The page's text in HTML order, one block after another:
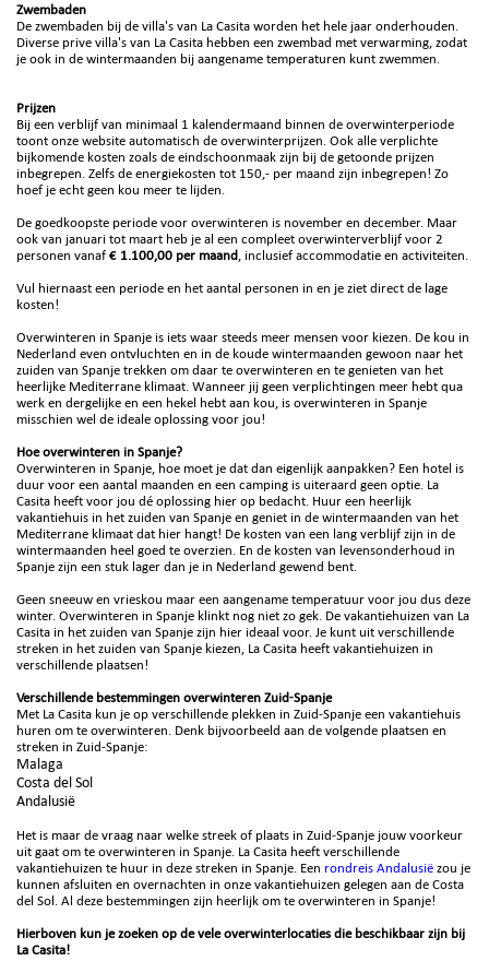
Zwembaden
De zwembaden bij de villa's van La Casita worden het hele jaar onderhouden.
Diverse prive villa's van La Casita hebben een zwembad met verwarming, zodat
je ook in de wintermaanden bij aangename temperaturen kunt zwemmen.
Prijzen
Bij een verblijf van minimaal 1 kalendermaand binnen de overwinterperiode
toont onze website automatisch de overwinterprijzen. Ook alle verplichte
bijkomende kosten zoals de eindschoonmaak zijn bij de getoonde prijzen
inbegrepen. Zelfs de energiekosten tot 150,- per maand zijn inbegrepen! Zo
hoef je echt geen kou meer te lijden.
De goedkoopste periode voor overwinteren is november en december. Maar
ook van januari tot maart heb je al een compleet overwinterverblijf voor 2
personen vanaf € 1.100,00 per maand, inclusief accommodatie en activiteiten.
Vul hiernaast een periode en het aantal personen in en je ziet direct de lage
kosten!
Overwinteren in Spanje is iets waar steeds meer mensen voor kiezen. De kou in
Nederland even ontvluchten en in de koude wintermaanden gewoon naar het
zuiden van Spanje trekken om daar te overwinteren en te genieten van het
heerlijke Mediterrane klimaat. Wanneer jij geen verplichtingen meer hebt qua
werk en dergelijke en een hekel hebt aan kou, is overwinteren in Spanje
misschien wel de ideale oplossing voor jou!
Hoe overwinteren in Spanje?
Overwinteren in Spanje, hoe moet je dat dan eigenlijk aanpakken? Een hotel is
duur voor een aantal maanden en een camping is uiteraard geen optie. La
Casita heeft voor jou dé oplossing hier op bedacht. Huur een heerlijk
vakantiehuis in het zuiden van Spanje en geniet in de wintermaanden van het
Mediterrane klimaat dat hier hangt! De kosten van een lang verblijf zijn in de
wintermaanden heel goed te overzien. En de kosten van levensonderhoud in
Spanje zijn een stuk lager dan je in Nederland gewend bent.
Geen sneeuw en vrieskou maar een aangename temperatuur voor jou dus deze
winter. Overwinteren in Spanje klinkt nog niet zo gek. De vakantiehuizen van La
Casita in het zuiden van Spanje zijn hier ideaal voor. Je kunt uit verschillende
streken in het zuiden van Spanje kiezen, La Casita heeft vakantiehuizen in
verschillende plaatsen!
Verschillende bestemmingen overwinteren Zuid-Spanje
Met La Casita kun je op verschillende plekken in Zuid-Spanje een vakantiehuis
huren om te overwinteren. Denk bijvoorbeeld aan de volgende plaatsen en
streken in Zuid-Spanje:
Malaga
Costa del Sol
Andalusië
Het is maar de vraag naar welke streek of plaats in Zuid-Spanje jouw voorkeur
uit gaat om te overwinteren in Spanje. La Casita heeft verschillende
vakantiehuizen te huur in deze streken in Spanje. Een rondreis Andalusië zou je
kunnen afsluiten en overnachten in onze vakantiehuizen gelegen aan de Costa
del Sol. Al deze bestemmingen zijn heerlijk om te overwinteren in Spanje!
Hierboven kun je zoeken op de vele overwinterlocaties die beschikbaar zijn bij
La Casita!